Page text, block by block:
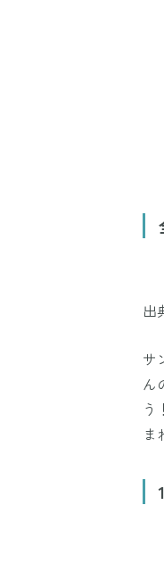
出
サ
ん
う
ま